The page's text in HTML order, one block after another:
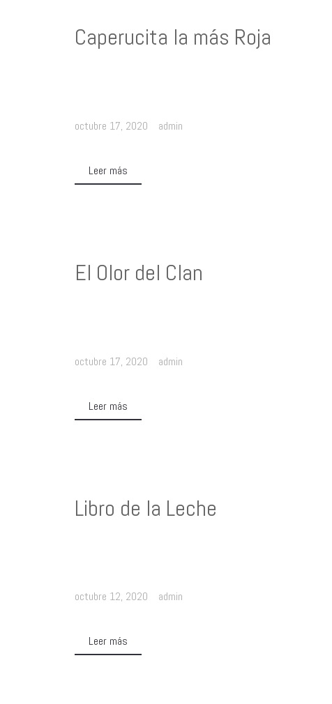
Caperucita la más Roja
octubre 17, 2020 admin
Leer más
El Olor del Clan
octubre 17, 2020 admin
Leer más
Libro de la Leche
octubre 12, 2020 admin
Leer más